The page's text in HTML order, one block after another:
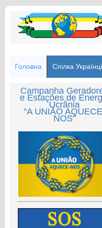
Головна Спілка
Campanha
e Estações de
Ucrânia
“A UNIÃO
NOS”